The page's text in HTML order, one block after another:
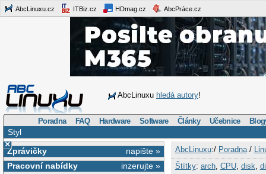
AbcLinuxu.cz ITBiz.cz HDmag.cz AbcPráce.cz
AbcLinuxu hledá autory!
Poradna FAQ Hardware Software Články Učebnice
Styl
×
napište »
Zprávičky
inzerujte »
Pracovní nabídky
AbcLinuxu:/ Poradna/
Štítky: arch, CPU, disk